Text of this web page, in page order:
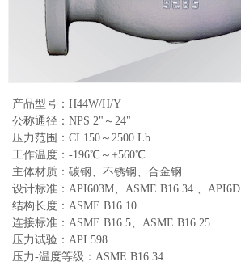
产品型号：H44W/H/Y
公称通径：NPS 2"～24"
压力范围：CL150～2500 Lb
工作温度：-196℃～+560℃
主体材质：碳钢、不锈钢、合金钢
设计标准：API603M、ASME B16.34 、API6D
结构长度：ASME B16.10
连接标准：ASME B16.5、ASME B16.25
压力试验：API 598
压力-温度等级：ASME B16.34